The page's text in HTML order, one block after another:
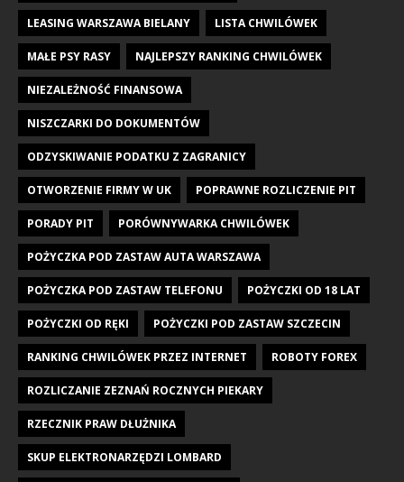
LEASING WARSZAWA BIELANY LISTA CHWILÓWEK
MAŁE PSY RASY NAJLEPSZY RANKING CHWILÓWEK
NIEZALEŻNOŚĆ FINANSOWA
NISZCZARKI DO DOKUMENTÓW
ODZYSKIWANIE PODATKU Z ZAGRANICY
OTWORZENIE FIRMY W UK POPRAWNE ROZLICZENIE PIT
PORADY PIT PORÓWNYWARKA CHWILÓWEK
POŻYCZKA POD ZASTAW AUTA WARSZAWA
POŻYCZKA POD ZASTAW TELEFONU POŻYCZKI OD 18 LAT
POŻYCZKI OD RĘKI POŻYCZKI POD ZASTAW SZCZECIN
RANKING CHWILÓWEK PRZEZ INTERNET ROBOTY FOREX
ROZLICZANIE ZEZNAŃ ROCZNYCH PIEKARY
RZECZNIK PRAW DŁUŻNIKA
SKUP ELEKTRONARZĘDZI LOMBARD